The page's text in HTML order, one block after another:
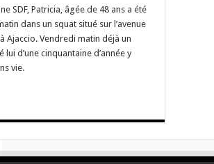
SDF, Patricia, âgée de 48 ans a été
dans un squat situé sur l’avenue
Ajaccio. Vendredi matin déjà un
lui d’une cinquantaine d’année y
vie.